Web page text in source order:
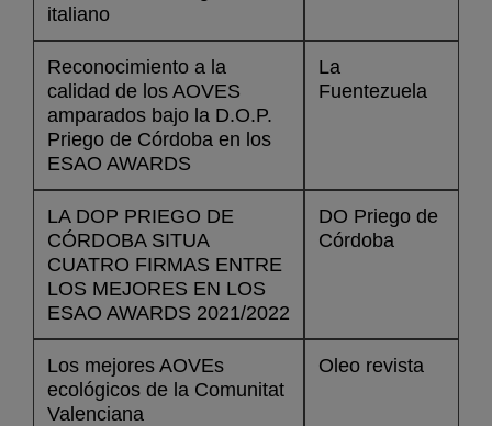
italiano
Reconocimiento a la
calidad de los AOVES
amparados bajo la D.O.P.
Priego de Córdoba en los
ESAO AWARDS
La
Fuentezuela
LA DOP PRIEGO DE
CÓRDOBA SITUA
CUATRO FIRMAS ENTRE
LOS MEJORES EN LOS
ESAO AWARDS 2021/2022
DO Priego de
Córdoba
Los mejores AOVEs
ecológicos de la Comunitat
Valenciana
Oleo revista